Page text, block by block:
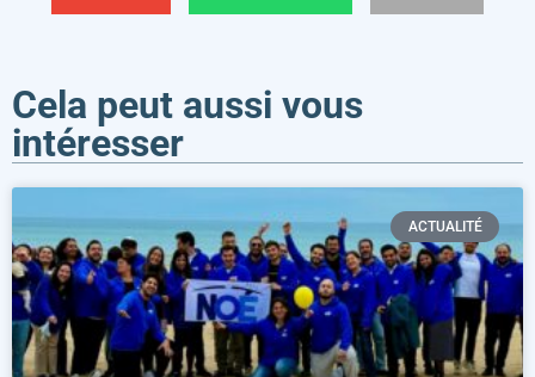
Cela peut aussi vous
intéresser
ACTUALITÉ